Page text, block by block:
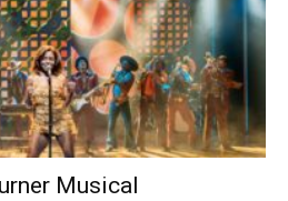
Musical